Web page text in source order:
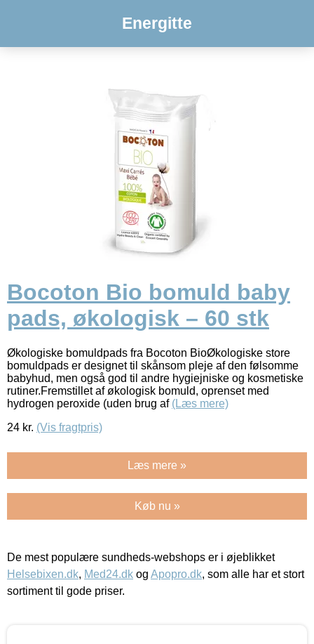
Energitte
Bocoton Bio bomuld baby
pads, økologisk – 60 stk
Økologiske bomuldpads fra Bocoton BioØkologiske store
bomuldpads er designet til skånsom pleje af den følsomme
babyhud, men også god til andre hygiejniske og kosmetiske
rutiner.Fremstillet af økologisk bomuld, oprenset med
hydrogen peroxide (uden brug af (Læs mere)
24 kr. (Vis fragtpris)
Læs mere »
Køb nu »
De mest populære sundheds-webshops er i øjeblikket
Helsebixen.dk, Med24.dk og Apopro.dk, som alle har et stort
sortiment til gode priser.